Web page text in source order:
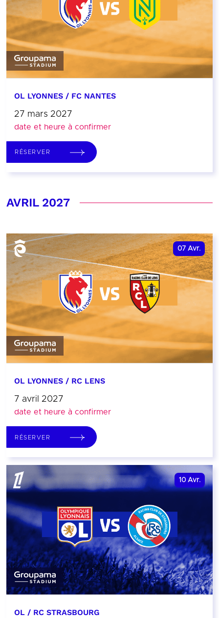
OL LYONNES / FC NANTES
27 mars 2027
date et heure à confirmer
RÉSERVER
AVRIL 2027
07 Avr.
OL LYONNES / RC LENS
7 avril 2027
date et heure à confirmer
RÉSERVER
10 Avr.
OL / RC STRASBOURG